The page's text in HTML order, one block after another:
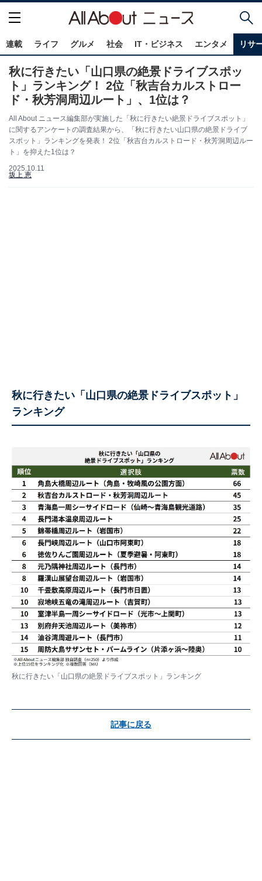
連載 ライフ グルメ 社会 IT・ビジネス エンタメ リサ
秋に行きたい「山口県の絶景ドライブスポッ
ト」ランキング！ 2位「秋吉台カルストロー
ド・秋芳洞周辺ルート」、1位は？
All About ニュース編集部が実施した「秋に行きたい絶景ドライブスポット」
に関するアンケートの調査結果から、「秋に行きたい山口県の絶景ドライブ
スポット」ランキングを発表！ 2位「秋吉台カルストロード・秋芳洞周辺ルー
ト」を抑えた1位は？
2025.10.11
坂上 恵
秋に行きたい「山口県の絶景ドライブスポット」
ランキング
秋に行きたい「山口県の絶景ドライブスポット」ランキング
記事に戻る